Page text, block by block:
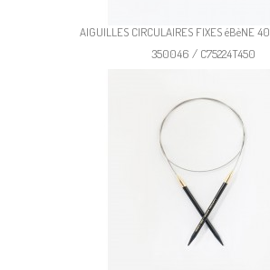
AIGUILLES CIRCULAIRES FIXES éBèNE
350046 / C75224T450